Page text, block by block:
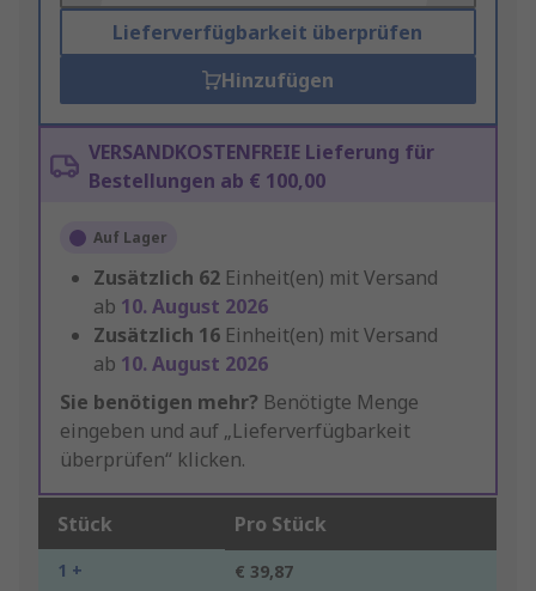
Lieferverfügbarkeit überprüfen
Hinzufügen
VERSANDKOSTENFREIE Lieferung für
Bestellungen ab € 100,00
Auf Lager
Zusätzlich 62 Einheit(en) mit Versand
ab 10. August 2026
Zusätzlich 16 Einheit(en) mit Versand
ab 10. August 2026
Sie benötigen mehr? Benötigte Menge
eingeben und auf „Lieferverfügbarkeit
überprüfen“ klicken.
Stück Pro Stück
1 + € 39,87